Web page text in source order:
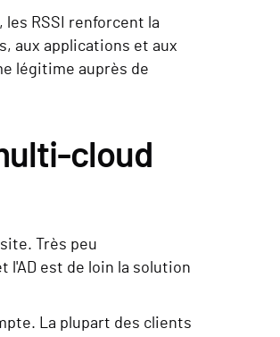
RSSI renforcent la
aux applications et aux
légitime auprès de
cloud
Très peu
l'AD est de loin la solution
La plupart des clients